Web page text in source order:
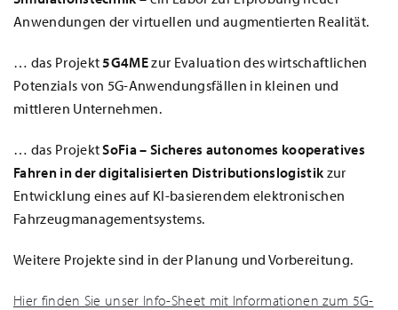
Anwendungen der virtuellen und augmentierten Realität.
… das Projekt5G4MEzur Evaluation des wirtschaftlichen
Potenzials von 5G-Anwendungsfällen in kleinen und
mittleren Unternehmen.
… das ProjektSoFia – Sicheres autonomes kooperatives
Fahren in der digitalisierten Distributionslogistik zur
Entwicklung eines auf KI-basierendem elektronischen
Fahrzeugmanagementsystems.
Weitere Projekte sind in der Planung und Vorbereitung.
Hier finden Sie unser Info-Sheet mit Informationen zum 5G-